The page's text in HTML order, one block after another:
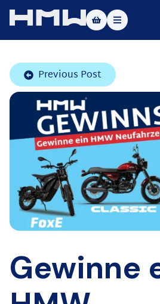
Über uns
Fahrzeuge
Testfahrt
Service
Kontakt
|DE|EN
Previous Post
Gewinne